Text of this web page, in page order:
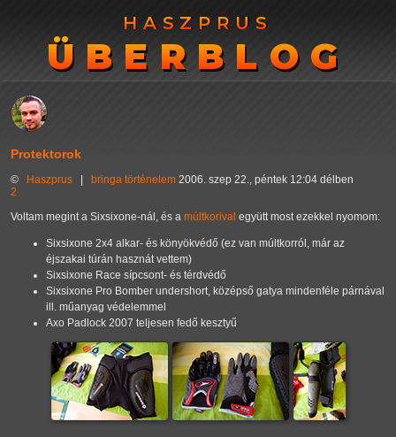
HASZPRUS
ÜBERBLOG
HASZPRUS
ÜBERBLOG
Protektorok
© Haszprus bringa történelem 2006. szep 22., péntek 12:04 délben
2
Voltam megint a Sixsixone-nál, és a múltkorival együtt most ezekkel nyomom:
Sixsixone 2x4 alkar- és könyökvédő (ez van múltkorról, már az
éjszakai túrán hasznát vettem)
Sixsixone Race sípcsont- és térdvédő
Sixsixone Pro Bomber undershort, középső gatya mindenféle párnával
ill. műanyag védelemmel
Axo Padlock 2007 teljesen fedő kesztyű